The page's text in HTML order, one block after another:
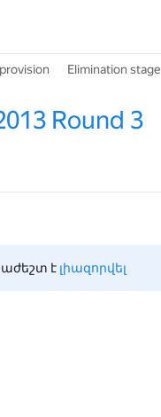
Elimination stage
Round 3
է լիազորվել